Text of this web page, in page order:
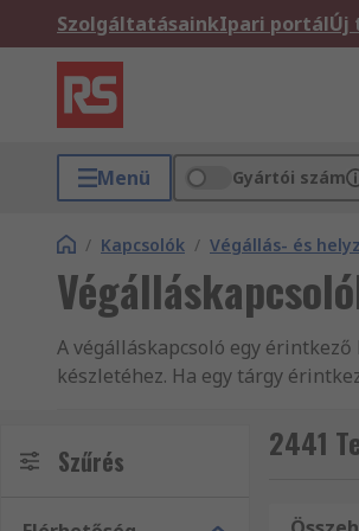
SzolgáltatásainkIpari portálÚj
Menü Gyártói szám
/ Kapcsolók / Végállás- és
A végálláskapcsoló egy
készletéhez. Ha egy tárgy
A végálláskapcsoló
A végálláskapcsolók három fő
Szűrés 2441